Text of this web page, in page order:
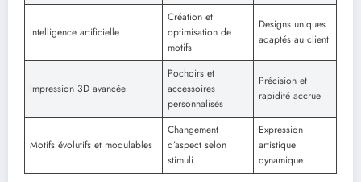
Intelligence artificielle
Création et
optimisation de
motifs
Designs uniques
adaptés au client
Impression 3D avancée
Pochoirs et
accessoires
personnalisés
Précision et
rapidité accrue
Motifs évolutifs et modulables
Changement
d’aspect selon
stimuli
Expression
artistique
dynamique